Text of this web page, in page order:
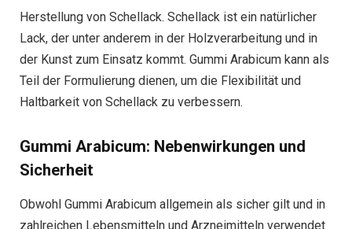
Herstellung von Schellack. Schellack ist ein natürlicher
Lack, der unter anderem in der Holzverarbeitung und in
der Kunst zum Einsatz kommt. Gummi Arabicum kann als
Teil der Formulierung dienen, um die Flexibilität und
Haltbarkeit von Schellack zu verbessern.
Gummi Arabicum: Nebenwirkungen und
Sicherheit
Obwohl Gummi Arabicum allgemein als sicher gilt und in
zahlreichen Lebensmitteln und Arzneimitteln verwendet